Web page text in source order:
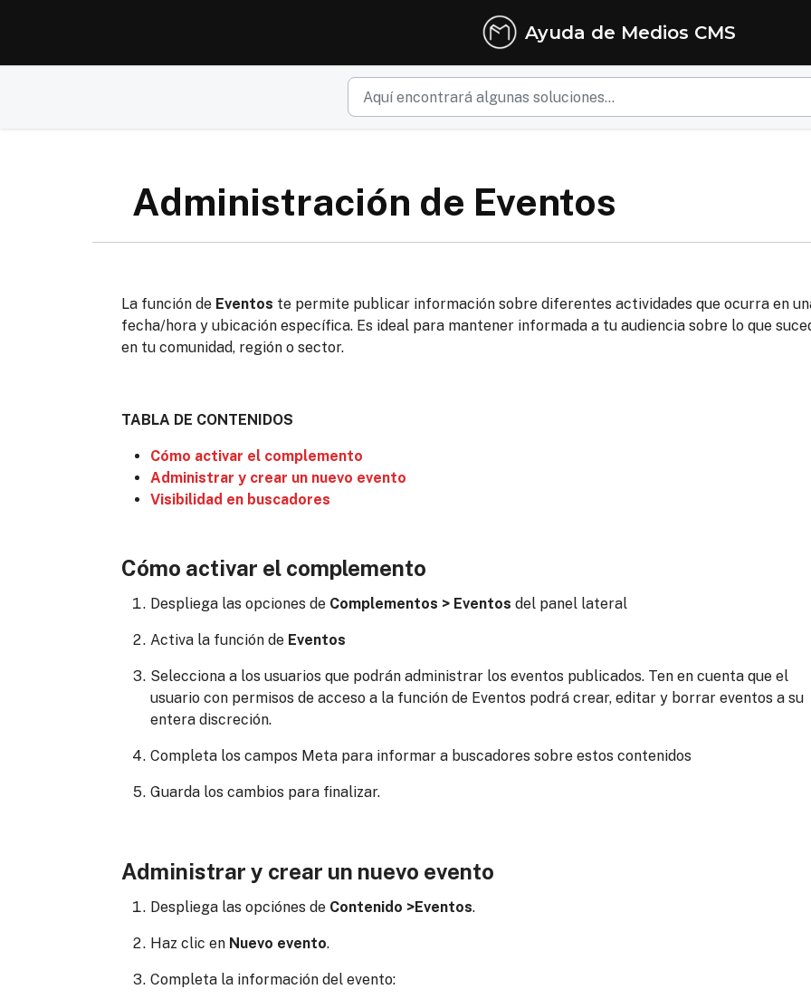
Ayuda de Medios CMS
Administración de Eventos
La función de Eventos te permite publicar información sobre diferentes actividades que ocurra en
fecha/hora y ubicación específica. Es ideal para mantener informada a tu audiencia sobre lo que
en tu comunidad, región o sector.
TABLA DE CONTENIDOS
Cómo activar el complemento
Administrar y crear un nuevo evento
Visibilidad en buscadores
Cómo activar el complemento
Despliega las opciones de Complementos > Eventos del panel lateral
Activa la función de Eventos
Selecciona a los usuarios que podrán administrar los eventos publicados. Ten en cuenta que el
usuario con permisos de acceso a la función de Eventos podrá crear, editar y borrar eventos a su
entera discreción.
Completa los campos Meta para informar a buscadores sobre estos contenidos
Guarda los cambios para finalizar.
Administrar y crear un nuevo evento
Despliega las opciónes de Contenido >Eventos.
Haz clic en Nuevo evento.
Completa la información del evento: